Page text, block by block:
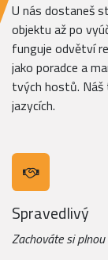
U nás dostaneš
objektu až po
funguje odvětví
jako poradce a
tvých hostů. Náš
jazycích.
Spravedlivý
Zachováte si